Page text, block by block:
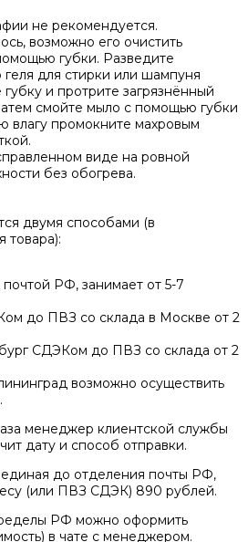
не рекомендуется.
возможно его очистить
губки. Разведите
для стирки или шампуня
и протрите загрязнённый
смойте мыло с помощью губки
промокните махровым
виде на ровной
без обогрева.
двумя способами (в
товара):
почтой РФ, занимает от 5-7
до ПВЗ со склада в Москве от 2
СДЭКом до ПВЗ со склада от 2
возможно осуществить
менеджер клиентской службы
дату и способ отправки.
единая до отделения почты РФ,
(или ПВЗ СДЭК) 890 рублей.
РФ можно оформить
в чате с менеджером.